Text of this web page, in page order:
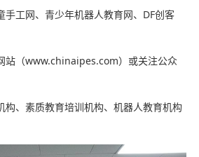
工网、青少年机器人教育网、DF创客
站（www.chinaipes.com）或关注公众
、素质教育培训机构、机器人教育机构